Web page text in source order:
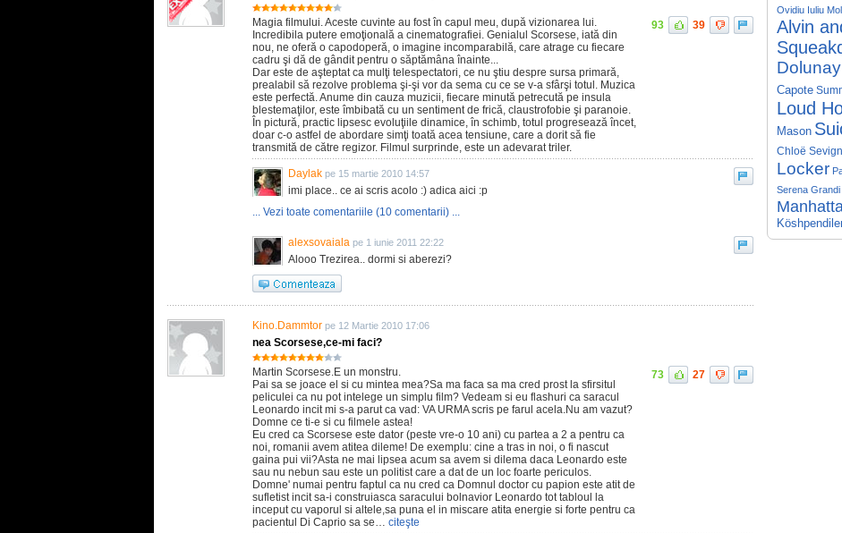
Magia filmului. Aceste cuvinte au fost în capul meu, după vizionarea lui.
Incredibila putere emoţională a cinematografiei. Genialul Scorsese, iată din
nou, ne oferă o capodoperă, o imagine incomparabilă, care atrage cu fiecare
cadru şi dă de gândit pentru o săptămâna înainte...
Dar este de aşteptat ca mulţi telespectatori, ce nu ştiu despre sursa primară,
prealabil să rezolve problema şi-şi vor da sema cu ce se v-a sfârşi totul. Muzica
este perfectă. Anume din cauza muzicii, fiecare minută petrecută pe insula
blestemaţilor, este îmbibată cu un sentiment de frică, claustrofobie şi paranoie.
În pictură, practic lipsesc evoluţiile dinamice, în schimb, totul progresează încet,
doar c-o astfel de abordare simţi toată acea tensiune, care a dorit să fie
transmită de către regizor. Filmul surprinde, este un adevarat triler.
93 39
Daylak pe 15 martie 2010 14:57
imi place.. ce ai scris acolo :) adica aici :p
... Vezi toate comentariile (10 comentarii) ...
alexsovaiala pe 1 iunie 2011 22:22
Alooo Trezirea.. dormi si aberezi?
Kino.Dammtor pe 12 Martie 2010 17:06
nea Scorsese,ce-mi faci?
Martin Scorsese.E un monstru.
Pai sa se joace el si cu mintea mea?Sa ma faca sa ma cred prost la sfirsitul
peliculei ca nu pot intelege un simplu film? Vedeam si eu flashuri ca saracul
Leonardo incit mi s-a parut ca vad: VA URMA scris pe farul acela.Nu am vazut?
Domne ce ti-e si cu filmele astea!
Eu cred ca Scorsese este dator (peste vre-o 10 ani) cu partea a 2 a pentru ca
noi, romanii avem atitea dileme! De exemplu: cine a tras in noi, o fi nascut
gaina pui vii?Asta ne mai lipsea acum sa avem si dilema daca Leonardo este
sau nu nebun sau este un politist care a dat de un loc foarte periculos.
Domne' numai pentru faptul ca nu cred ca Domnul doctor cu papion este atit de
sufletist incit sa-i construiasca saracului bolnavior Leonardo tot tabloul la
inceput cu vaporul si altele,sa puna el in miscare atita energie si forte pentru ca
pacientul Di Caprio sa se… citeşte
73 27
Ovidiu Iuliu
Alvin
Dolunay
Capote
Loud
Mason
Chloë
Locker
Serena Grandi